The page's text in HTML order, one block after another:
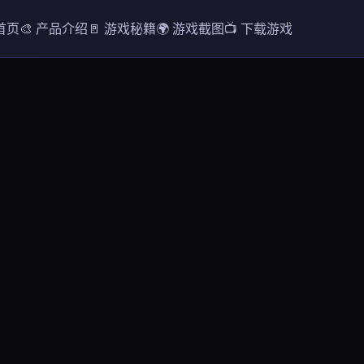
页🎨 产品介绍 🚪 游戏秘籍🌍 游戏截图📺 下载游戏